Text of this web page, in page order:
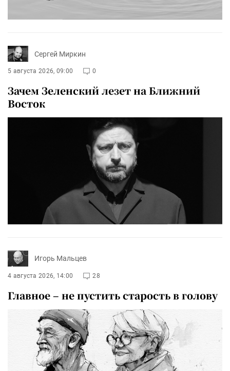
Сергей Миркин
5 августа 2026, 09:00 0
Зачем Зеленский лезет на Ближний
Восток
Игорь Мальцев
4 августа 2026, 14:00 28
Главное – не пустить старость в голову